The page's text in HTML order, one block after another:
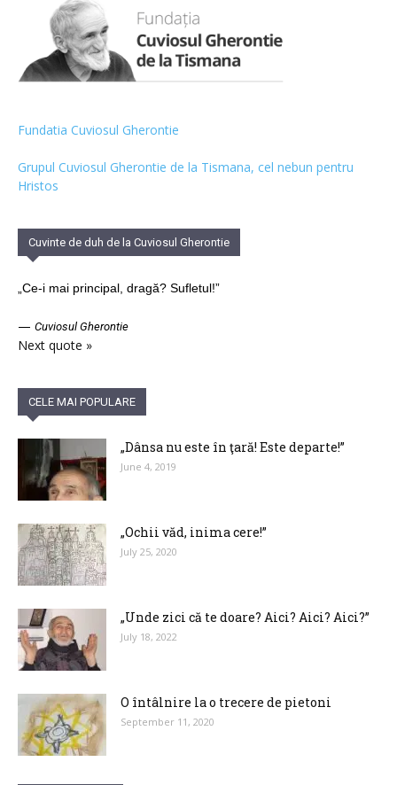
Fundatia Cuviosul Gherontie
Grupul Cuviosul Gherontie de la Tismana, cel nebun pentru
Hristos
Cuvinte de duh de la Cuviosul Gherontie
„Ce-i mai principal, dragă? Sufletul!”
— Cuviosul Gherontie
Next quote »
CELE MAI POPULARE
„Dânsa nu este în ţară! Este departe!”
June 4, 2019
„Ochii văd, inima cere!”
July 25, 2020
„Unde zici că te doare? Aici? Aici? Aici?”
July 18, 2022
O întâlnire la o trecere de pietoni
September 11, 2020